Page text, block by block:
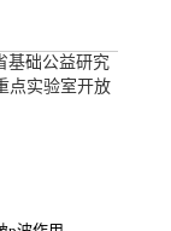
基础公益研究
点实验室开放